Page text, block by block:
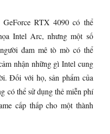
RTX 4090 có thể
Intel Arc, nhưng một số
đam mê tò mò có thể
nhận những gì Intel cung
Đối với họ, sản phẩm của
có thể sử dụng thẻ miễn phí
cấp thấp cho một thành